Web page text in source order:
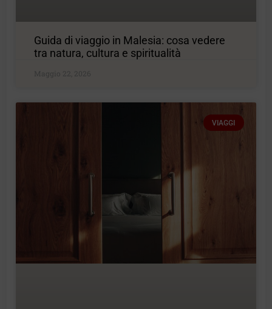
Guida di viaggio in Malesia: cosa vedere
tra natura, cultura e spiritualità
Maggio 22, 2026
VIAGGI